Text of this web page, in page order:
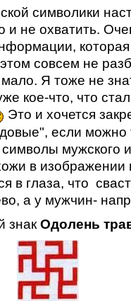
символики
и не охватить.
совсем не
Я тоже не
кое-что, что
Это и хочется
если можно
мужского
в
в глаза, что
а у мужчин-
знак Одолень